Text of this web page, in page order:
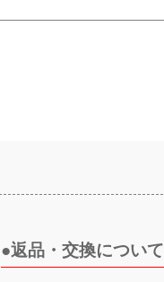
返品・交換について